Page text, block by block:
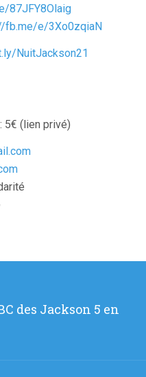
87JFY8Olaig
fb.me/e/3Xo0zqiaN
NuitJackson21
5€ (lien privé)
des Jackson 5 en